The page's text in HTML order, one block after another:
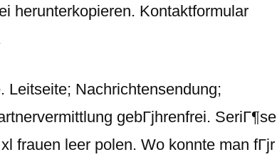
herunterkopieren. Kontaktformular
Leitseite; Nachrichtensendung;
gebГјhrenfrei. SeriГ¶se
frauen leer polen. Wo konnte man fГјr